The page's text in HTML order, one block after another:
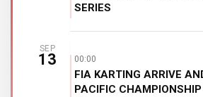
SERIES
SEP
13 00:00
FIA KARTING ARRIVE
PACIFIC CHAMPIONSHIP